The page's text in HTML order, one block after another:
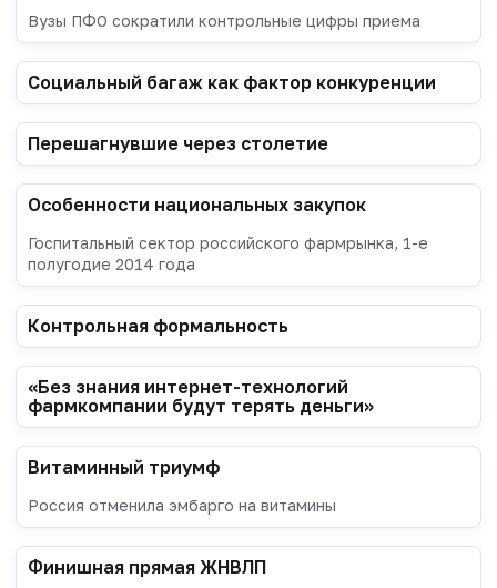
Вузы ПФО сократили контрольные цифры приема
Социальный багаж как фактор конкуренции
Перешагнувшие через столетие
Особенности национальных закупок
Госпитальный сектор российского фармрынка, 1-е
полугодие 2014 года
Контрольная формальность
«Без знания интернет-технологий
фармкомпании будут терять деньги»
Витаминный триумф
Россия отменила эмбарго на витамины
Финишная прямая ЖНВЛП